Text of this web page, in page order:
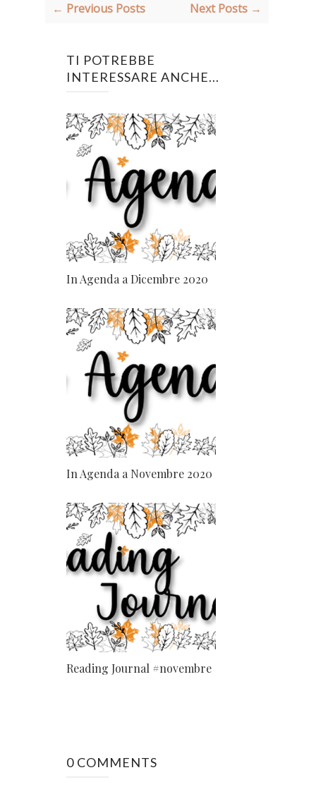
← Previous Posts Next Posts →
TI POTREBBE
INTERESSARE ANCHE...
In Agenda a Dicembre 2020
In Agenda a Novembre 2020
Reading Journal #novembre
0 COMMENTS